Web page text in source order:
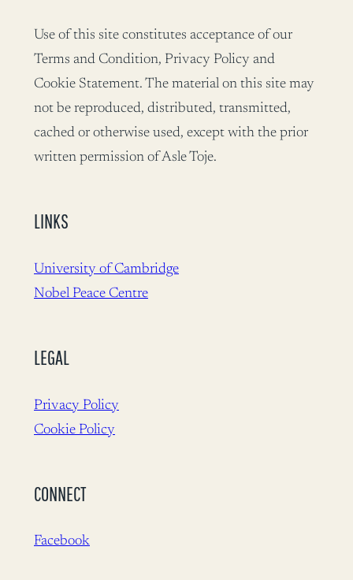
Use of this site constitutes acceptance of our
Terms and Condition, Privacy Policy and
Cookie Statement. The material on this site may
not be reproduced, distributed, transmitted,
cached or otherwise used, except with the prior
written permission of Asle Toje.
LINKS
University of Cambridge
Nobel Peace Centre
LEGAL
Privacy Policy
Cookie Policy
CONNECT
Facebook